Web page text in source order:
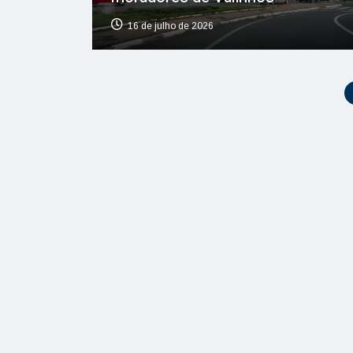
16 de julho de 2026